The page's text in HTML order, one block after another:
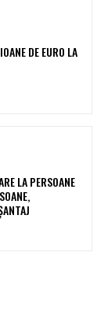
DE EURO LA
LA PERSOANE